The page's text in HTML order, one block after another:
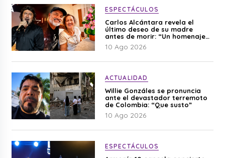
ESPECTÁCULOS
Carlos Alcántara revela el
último deseo de su madre
antes de morir: “Un homenaje
para mi mamá”
10 Ago 2026
ACTUALIDAD
Willie Gonzáles se pronuncia
ante el devastador terremoto
de Colombia: “Que susto”
10 Ago 2026
ESPECTÁCULOS